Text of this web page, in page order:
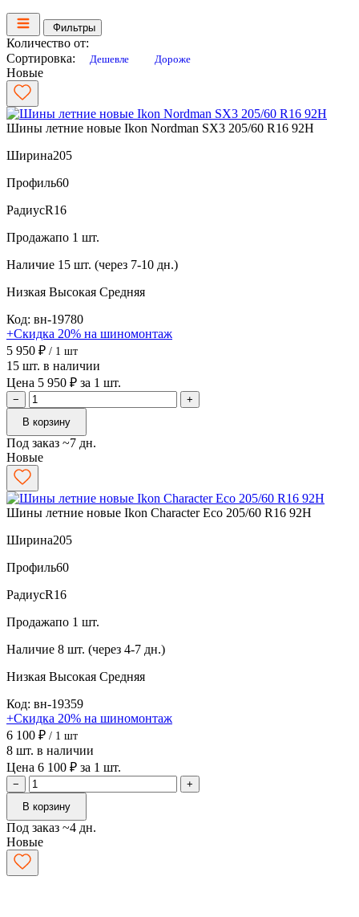
Фильтры
Количество от:
Сортировка:
Дешевле Дороже
Новые
Шины летние новые Ikon Nordman SX3 205/60 R16 92H
Ширина205
Профиль60
РадиусR16
Продажапо 1 шт.
Наличие 15 шт. (через 7-10 дн.)
Низкая Высокая Средняя
Код: вн-19780
+Скидка 20% на шиномонтаж
5 950 ₽ / 1 шт
15 шт. в наличии
Цена 5 950 ₽ за 1 шт.
−
+
В корзину
Под заказ ~7 дн.
Новые
Шины летние новые Ikon Character Eco 205/60 R16 92H
Ширина205
Профиль60
РадиусR16
Продажапо 1 шт.
Наличие 8 шт. (через 4-7 дн.)
Низкая Высокая Средняя
Код: вн-19359
+Скидка 20% на шиномонтаж
6 100 ₽ / 1 шт
8 шт. в наличии
Цена 6 100 ₽ за 1 шт.
−
+
В корзину
Под заказ ~4 дн.
Новые